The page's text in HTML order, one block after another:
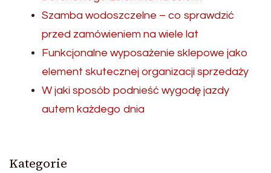
Szamba wodoszczelne – co sprawdzić
przed zamówieniem na wiele lat
Funkcjonalne wyposażenie sklepowe jako
element skutecznej organizacji sprzedaży
W jaki sposób podnieść wygodę jazdy
autem każdego dnia
Kategorie